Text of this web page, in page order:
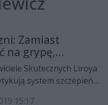
Zamiast
na grypę,
profilaktykę
Skutecznych Liroya
system szczepień
15:17